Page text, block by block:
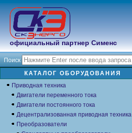
официальный партнер Сименс
Поиск
КАТАЛОГ ОБОРУДОВАНИЯ
Приводная техника
Двигатели переменного тока
Двигатели постоянного тока
Децентрализованная приводная техника
Преобразователи